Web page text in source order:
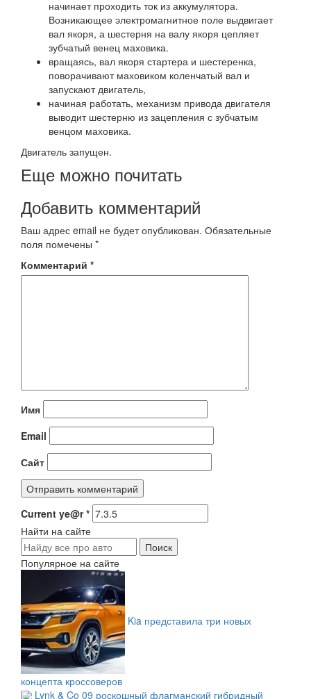
начинает проходить ток из аккумулятора.
Возникающее электромагнитное поле выдвигает
вал якоря, а шестерня на валу якоря цепляет
зубчатый венец маховика.
вращаясь, вал якоря стартера и шестеренка,
поворачивают маховиком коленчатый вал и
запускают двигатель,
начиная работать, механизм привода двигателя
выводит шестерню из зацепления с зубчатым
венцом маховика.
Двигатель запущен.
Еще можно почитать
Добавить комментарий
Ваш адрес email не будет опубликован. Обязательные
поля помечены *
Комментарий *
Имя
Email
Сайт
Current ye@r*
Найти на сайте
Популярное на сайте
Kia представила три новых
концепта кроссоверов
Lynk & Co 09 роскошный флагманский гибридный